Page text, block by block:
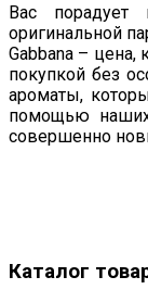
Вас порадует
оригинальной
Gabbana – цена,
покупкой без
ароматы,
помощью
совершенно
Каталог